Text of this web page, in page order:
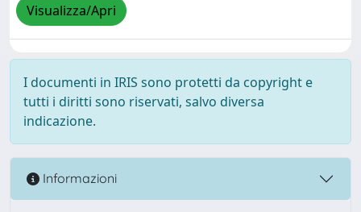
Visualizza/Apri
I documenti in IRIS sono protetti da copyright e
tutti i diritti sono riservati, salvo diversa
indicazione.
Informazioni